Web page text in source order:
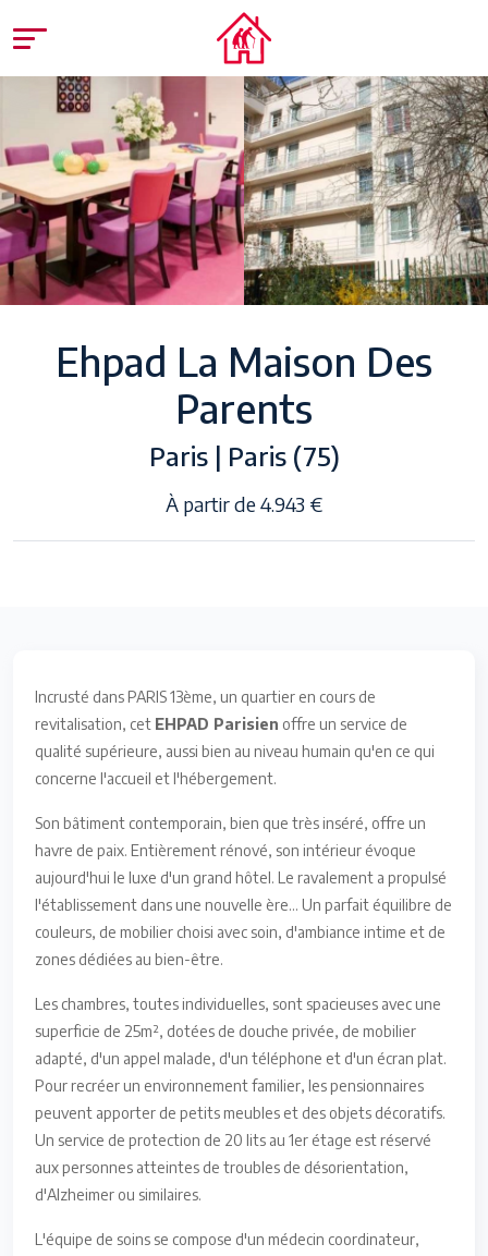
Ehpad La Maison Des
Parents
Paris | Paris (75)
À partir de 4.943 €
Incrusté dans PARIS 13ème, un quartier en cours de
revitalisation, cet EHPAD Parisien offre un service de
qualité supérieure, aussi bien au niveau humain qu'en ce qui
concerne l'accueil et l'hébergement.
Son bâtiment contemporain, bien que très inséré, offre un
havre de paix. Entièrement rénové, son intérieur évoque
aujourd'hui le luxe d'un grand hôtel. Le ravalement a propulsé
l'établissement dans une nouvelle ère... Un parfait équilibre de
couleurs, de mobilier choisi avec soin, d'ambiance intime et de
zones dédiées au bien-être.
Les chambres, toutes individuelles, sont spacieuses avec une
superficie de 25m², dotées de douche privée, de mobilier
adapté, d'un appel malade, d'un téléphone et d'un écran plat.
Pour recréer un environnement familier, les pensionnaires
peuvent apporter de petits meubles et des objets décoratifs.
Un service de protection de 20 lits au 1er étage est réservé
aux personnes atteintes de troubles de désorientation,
d'Alzheimer ou similaires.
L'équipe de soins se compose d'un médecin coordinateur,